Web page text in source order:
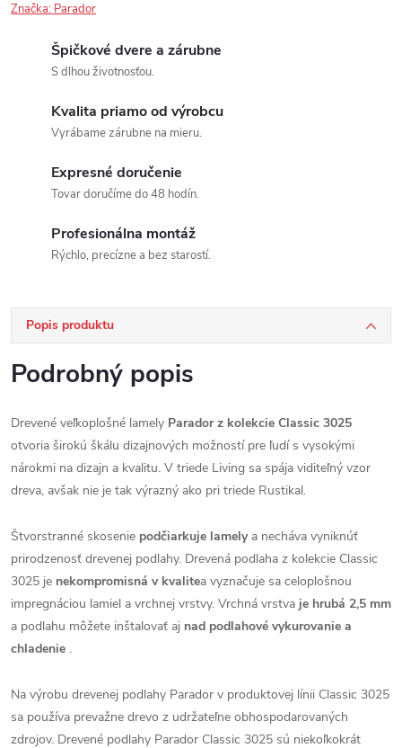
Značka: Parador
Špičkové dvere a zárubne
S dlhou životnosťou.
Kvalita priamo od výrobcu
Vyrábame zárubne na mieru.
Expresné doručenie
Tovar doručíme do 48 hodín.
Profesionálna montáž
Rýchlo, precízne a bez starostí.
Popis produktu
Podrobný popis
Drevené veľkoplošné lamely Parador z kolekcie Classic 3025
otvoria širokú škálu dizajnových možností pre ľudí s vysokými
nárokmi na dizajn a kvalitu. V triede Living sa spája viditeľný vzor
dreva, avšak nie je tak výrazný ako pri triede Rustikal.
Štvorstranné skosenie podčiarkuje lamelya necháva vyniknúť
prirodzenosť drevenej podlahy. Drevená podlaha z kolekcie Classic
3025 je nekompromisná v kvalitea vyznačuje sa celoplošnou
impregnáciou lamiel a vrchnej vrstvy. Vrchná vrstva je hrubá 2,5 mm
a podlahu môžete inštalovať aj nad podlahové vykurovanie a
chladenie .
Na výrobu drevenej podlahy Parador v produktovej línii Classic 3025
sa používa prevažne drevo z udržateľne obhospodarovaných
zdrojov. Drevené podlahy Parador Classic 3025 sú niekoľkokrát